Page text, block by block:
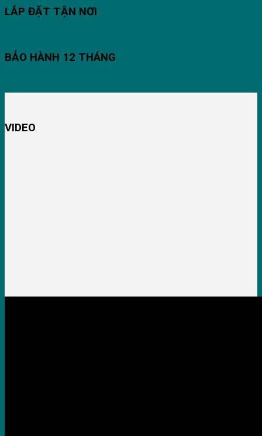
LẮP ĐẶT TẬN NƠI
BẢO HÀNH 12 THÁNG
VIDEO